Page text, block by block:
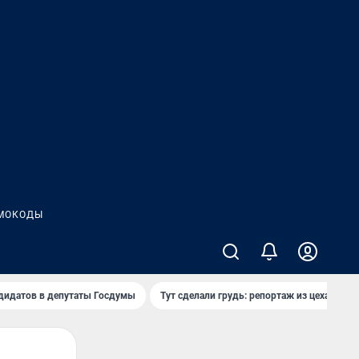
в депутаты Госдумы Тут сделали грудь: репортаж из цеха